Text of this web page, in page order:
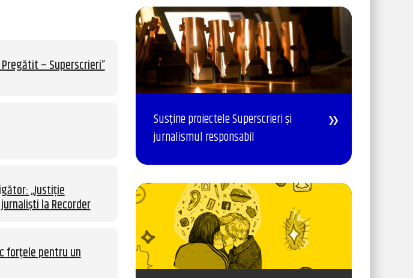
– Superscrieri”
„Justiție
la Recorder
forțele pentru un
Susține proiectele Superscrieri și
jurnalismul responsabil